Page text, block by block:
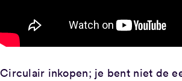
Circulair inkopen; je bent niet de